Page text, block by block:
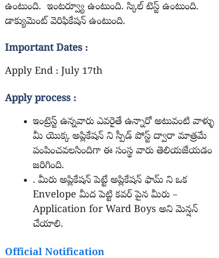
ఉంటుంది. ఇంటర్వ్యూ ఉంటుంది. స్కిల్ టెస్ట్ ఉంటుంది.
డాక్యుమెంట్ వెరిఫికేషన్ ఉంటుంది.
Important Dates :
Apply End : July 17th
Apply process :
ఇంట్రెస్ట్ ఉన్నవారు ఎవరైతే ఉన్నారో అటువంటి వాళ్ళు
మీ యొక్క అప్లికేషన్ ని స్పీడ్ పోస్ట్ ద్వారా మాత్రమే
పంపించవలసిందిగా ఈ సంస్థ వారు తెలియజేయడం
జరిగింది.
. మీరు అప్లికేషన్ పెట్టే అప్లికేషన్ ఫామ్ ని ఒక
Envelope మీద పెట్టి కవర్ పైన మీరు –
Application for Ward Boys అని మెన్షన్
చేయాలి.
Official Notification